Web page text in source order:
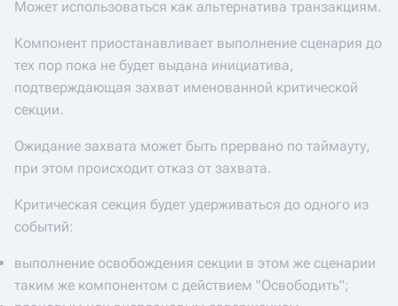
Может использоваться как альтернатива транзакциям.
Компонент приостанавливает выполнение сценария до
тех пор пока не будет выдана инициатива,
подтверждающая захват именованной критической
секции.
Ожидание захвата может быть прервано по таймауту,
при этом происходит отказ от захвата.
Критическая секция будет удерживаться до одного из
событий:
выполнение освобождения секции в этом же сценарии
таким же компонентом с действием "Освободить";